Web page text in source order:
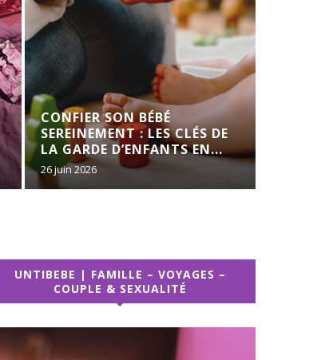
CONFIER SON BÉBÉ
SEREINEMENT : LES CLÉS DE
LA GARDE D’ENFANTS EN...
26 juin 2026
UNTIBEBE | FAMILLE – VOYAGES –
COUPLE & SEXUALITÉ